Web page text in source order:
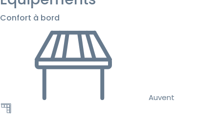
Confort à bord
Auvent